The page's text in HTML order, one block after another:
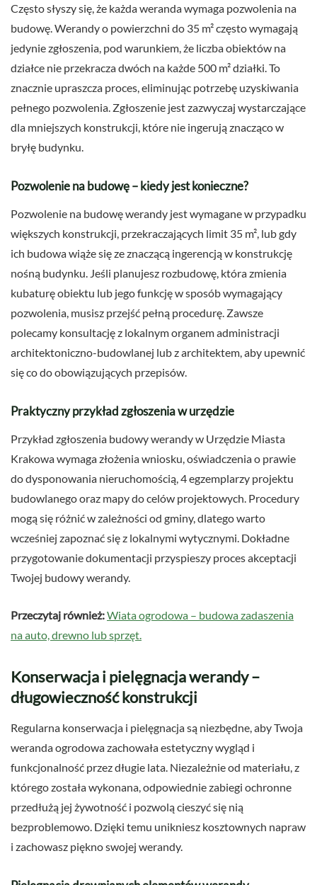
Często słyszy się, że każda weranda wymaga pozwolenia na
budowę. Werandy o powierzchni do 35 m² często wymagają
jedynie zgłoszenia, pod warunkiem, że liczba obiektów na
działce nie przekracza dwóch na każde 500 m² działki. To
znacznie upraszcza proces, eliminując potrzebę uzyskiwania
pełnego pozwolenia. Zgłoszenie jest zazwyczaj wystarczające
dla mniejszych konstrukcji, które nie ingerują znacząco w
bryłę budynku.
Pozwolenie na budowę – kiedy jest konieczne?
Pozwolenie na budowę werandy jest wymagane w przypadku
większych konstrukcji, przekraczających limit 35 m², lub gdy
ich budowa wiąże się ze znaczącą ingerencją w konstrukcję
nośną budynku. Jeśli planujesz rozbudowę, która zmienia
kubaturę obiektu lub jego funkcję w sposób wymagający
pozwolenia, musisz przejść pełną procedurę. Zawsze
polecamy konsultację z lokalnym organem administracji
architektoniczno-budowlanej lub z architektem, aby upewnić
się co do obowiązujących przepisów.
Praktyczny przykład zgłoszenia w urzędzie
Przykład zgłoszenia budowy werandy w Urzędzie Miasta
Krakowa wymaga złożenia wniosku, oświadczenia o prawie
do dysponowania nieruchomością, 4 egzemplarzy projektu
budowlanego oraz mapy do celów projektowych. Procedury
mogą się różnić w zależności od gminy, dlatego warto
wcześniej zapoznać się z lokalnymi wytycznymi. Dokładne
przygotowanie dokumentacji przyspieszy proces akceptacji
Twojej budowy werandy.
Przeczytaj również:Wiata ogrodowa – budowa zadaszenia
na auto, drewno lub sprzęt.
Konserwacja i pielęgnacja werandy –
długowieczność konstrukcji
Regularna konserwacja i pielęgnacja są niezbędne, aby Twoja
weranda ogrodowa zachowała estetyczny wygląd i
funkcjonalność przez długie lata. Niezależnie od materiału, z
którego została wykonana, odpowiednie zabiegi ochronne
przedłużą jej żywotność i pozwolą cieszyć się nią
bezproblemowo. Dzięki temu unikniesz kosztownych napraw
i zachowasz piękno swojej werandy.